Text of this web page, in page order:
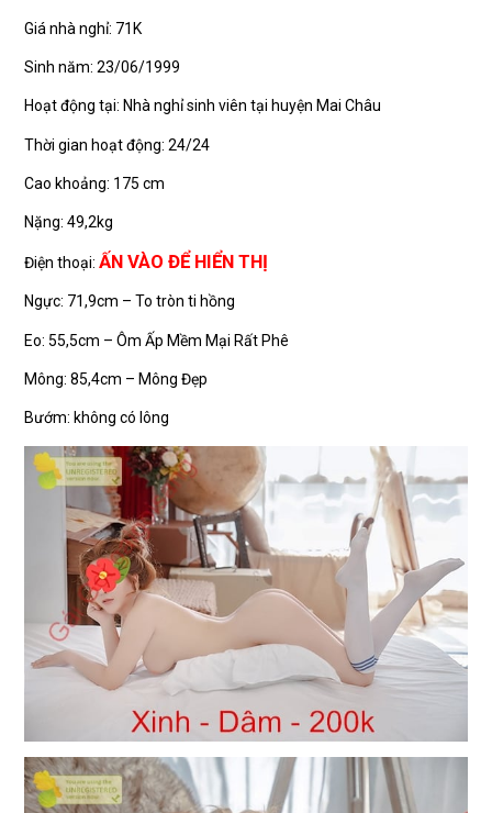
Giá nhà nghỉ: 71K
Sinh năm: 23/06/1999
Hoạt động tại: Nhà nghỉ sinh viên tại huyện Mai Châu
Thời gian hoạt động: 24/24
Cao khoảng: 175 cm
Nặng: 49,2kg
Điện thoại:ẤN VÀO ĐỂ HIỂN THỊ
Ngực: 71,9cm – To tròn ti hồng
Eo: 55,5cm – Ôm Ấp Mềm Mại Rất Phê
Mông: 85,4cm – Mông Đẹp
Bướm: không có lông